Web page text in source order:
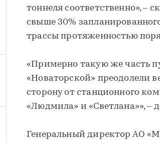
тоннеля соответственно», –
свыше 30%
трассы протяженностью
«Примерно такую же часть
«Новаторской» преодолели
сторону от станционного
«Людмила» и «Светлана»», –
Генеральный директор АО